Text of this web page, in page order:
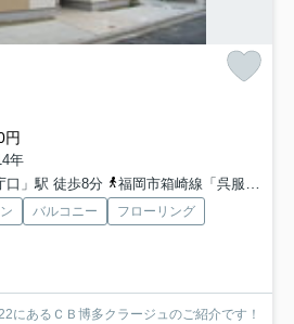
円
年
口」駅 徒歩8分
福岡市箱崎線「呉服町」駅 徒歩14分
バルコニー
フローリング
にあるＣＢ博多クラージュのご紹介です！